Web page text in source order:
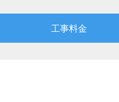
工事料金